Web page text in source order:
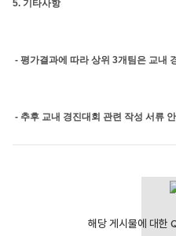
5. 기타사항
- 평가결과에 따라 상위 3개팀은 교내
- 추후 교내 경진대회 관련 작성 서류